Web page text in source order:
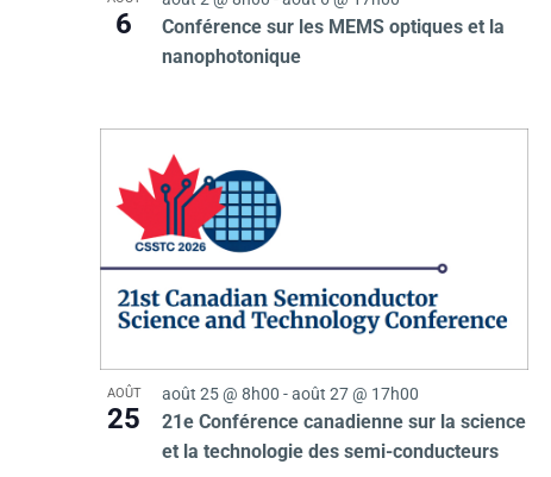
n
e
o
f
e
v
e
n
6
Conférence sur les MEMS optiques et la
nanophotonique
AOÛT
25
21e Conférence canadienne sur la science
et la technologie des semi-conducteurs
août 25 @ 8h00 -août 27 @ 17h00